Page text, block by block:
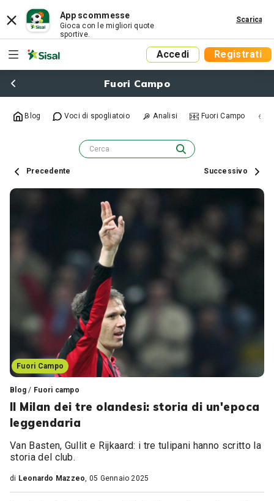
App scommesse
Gioca con le migliori quote
sportive.
Scarica
Accedi Registrati
Fuori Campo
Blog Voci di spogliatoio Analisi Fuori Campo
Precedente Successivo
Fuori Campo
Blog / Fuori campo
Il Milan dei tre olandesi: storia di un'epoca
leggendaria
Van Basten, Gullit e Rijkaard: i tre tulipani hanno scritto la
storia del club.
di Leonardo Mazzeo, 05 Gennaio 2025